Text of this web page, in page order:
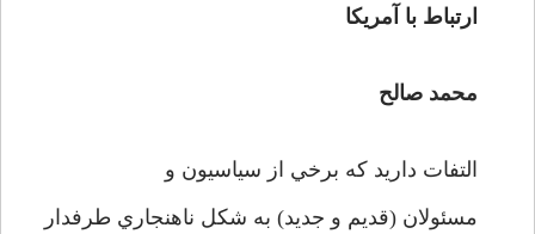
ارتباط با آمريكا
محمد صالح
التفات داريد كه برخي از سياسيون و
مسئولان (قديم و جديد) به شكل ناهنجاري طرفدار